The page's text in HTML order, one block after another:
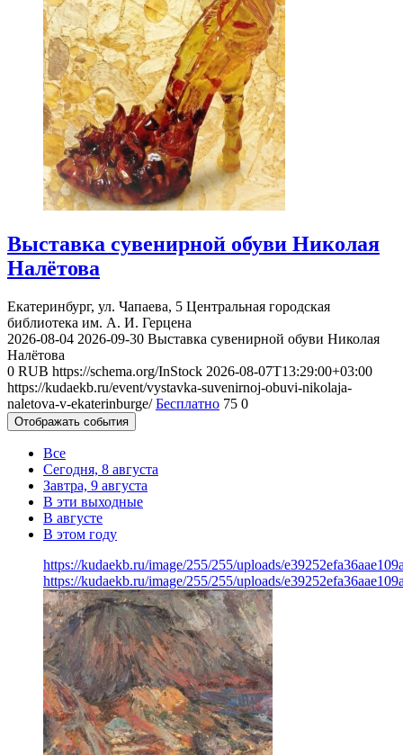
Выставка сувенирной обуви Николая
Налётова
Екатеринбург, ул. Чапаева, 5 Центральная городская
библиотека им. А. И. Герцена
2026-08-04 2026-09-30 Выставка сувенирной обуви Николая
Налётова
0 RUB https://schema.org/InStock 2026-08-07T13:29:00+03:00
https://kudaekb.ru/event/vystavka-suvenirnoj-obuvi-nikolaja-
naletova-v-ekaterinburge/ Бесплатно 75 0
Отображать события
Все
Сегодня, 8 августа
Завтра, 9 августа
В эти выходные
В августе
В этом году
https://kudaekb.ru/image/255/255/uploads/
https://kudaekb.ru/image/255/255/uploads/